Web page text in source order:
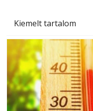
Kiemelt tartalom